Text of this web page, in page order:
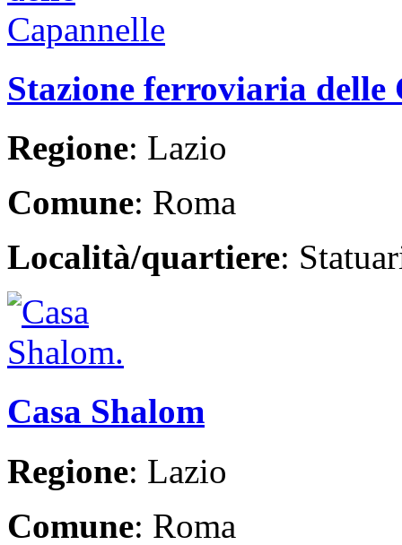
Stazione ferroviaria delle
Regione: Lazio
Comune: Roma
Località/quartiere:
Casa Shalom
Regione: Lazio
Comune: Roma